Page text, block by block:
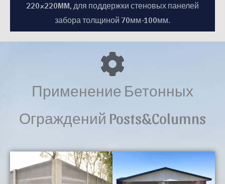
220×220MM, для поддержки стеновых панелей
забора толщиной 70мм-100мм.
Узнать больше
Применение Бетонных
Ограждений Posts&Columns